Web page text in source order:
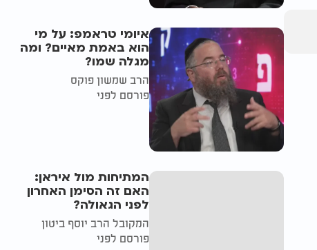
איומי טראמפ: על מי
הוא באמת מאיים? ומה
מגלה שמו?
הרב שמשון פוקס
פורסם לפני
המתיחות מול איראן:
האם זה הסימן האחרון
לפני הגאולה?
המקובל הרב יוסף ביטון
פורסם לפני